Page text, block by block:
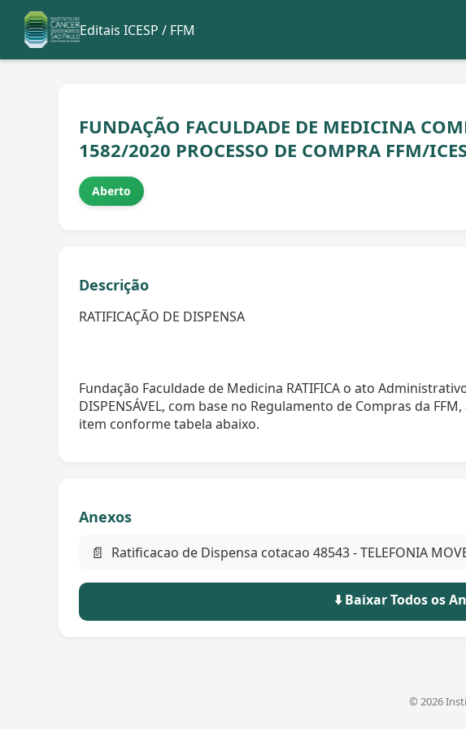
Editais ICESP / FFM
FUNDAÇÃO FACULDADE DE MEDICINA
1582/2020 PROCESSO DE COMPRA FFM/
Aberto
Descrição
RATIFICAÇÃO DE DISPENSA
Fundação Faculdade de Medicina RATIFICA o ato
DISPENSÁVEL, com base no Regulamento de Compras da
item conforme tabela abaixo.
Anexos
📄 Ratificacao de Dispensa cotacao 48543 - TELEFONIA
⬇️ Baixar Todos os
© 2026